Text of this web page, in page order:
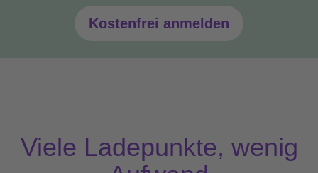
Kostenfrei anmelden
Viele Ladepunkte, wenig